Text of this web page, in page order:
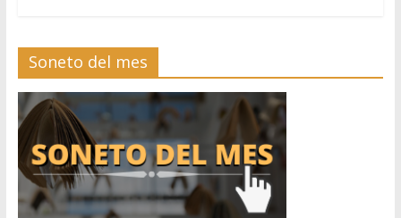
Soneto del mes